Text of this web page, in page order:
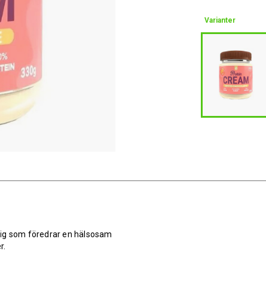
Varianter
som föredrar en hälsosam